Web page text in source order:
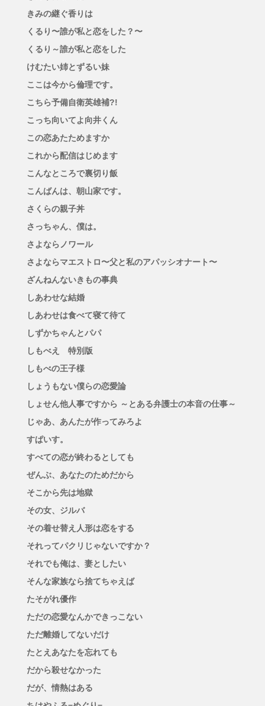
きみの継ぐ香りは
くるり〜誰が私と恋をした？〜
くるり～誰が私と恋をした
けむたい姉とずるい妹
ここは今から倫理です。
こちら予備自衛英雄補?!
こっち向いてよ向井くん
この恋あたためますか
これから配信はじめます
こんなところで裏切り飯
こんばんは、朝山家です。
さくらの親子丼
さっちゃん、僕は。
さよならノワール
さよならマエストロ〜父と私のアパッシオナート〜
ざんねんないきもの事典
しあわせな結婚
しあわせは食べて寝て待て
しずかちゃんとパパ
しもべえ 特別版
しもべの王子様
しょうもない僕らの恋愛論
しょせん他人事ですから ～とある弁護士の本音の仕事～
じゃあ、あんたが作ってみろよ
すぱいす。
すべての恋が終わるとしても
ぜんぶ、あなたのためだから
そこから先は地獄
その女、ジルバ
その着せ替え人形は恋をする
それってパクリじゃないですか？
それでも俺は、妻としたい
そんな家族なら捨てちゃえば
たそがれ優作
ただの恋愛なんかできっこない
ただ離婚してないだけ
たとえあなたを忘れても
だから殺せなかった
だが、情熱はある